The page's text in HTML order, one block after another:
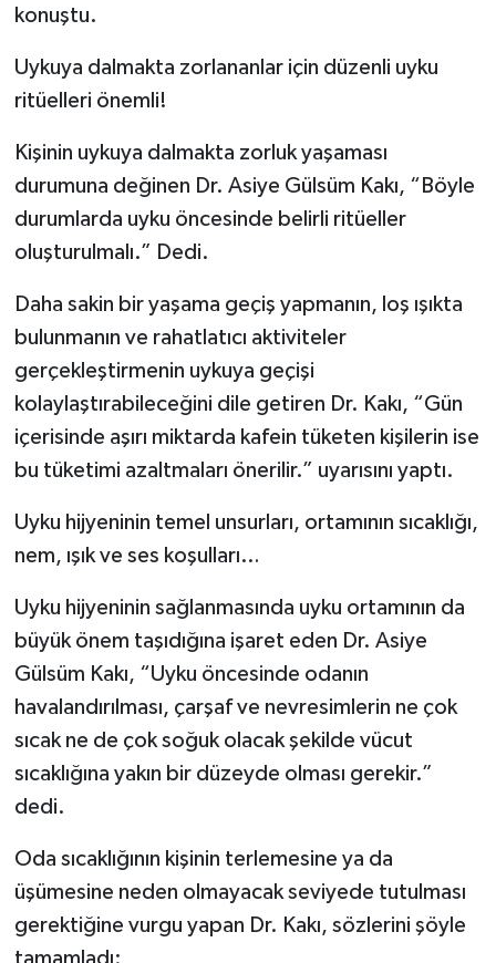
konuştu.
Uykuya dalmakta zorlananlar için düzenli uyku
ritüelleri önemli!
Kişinin uykuya dalmakta zorluk yaşaması
durumuna değinen Dr. Asiye Gülsüm Kakı, “Böyle
durumlarda uyku öncesinde belirli ritüeller
oluşturulmalı.” Dedi.
Daha sakin bir yaşama geçiş yapmanın, loş ışıkta
bulunmanın ve rahatlatıcı aktiviteler
gerçekleştirmenin uykuya geçişi
kolaylaştırabileceğini dile getiren Dr. Kakı, “Gün
içerisinde aşırı miktarda kafein tüketen kişilerin ise
bu tüketimi azaltmaları önerilir.” uyarısını yaptı.
Uyku hijyeninin temel unsurları, ortamının sıcaklığı,
nem, ışık ve ses koşulları…
Uyku hijyeninin sağlanmasında uyku ortamının da
büyük önem taşıdığına işaret eden Dr. Asiye
Gülsüm Kakı, “Uyku öncesinde odanın
havalandırılması, çarşaf ve nevresimlerin ne çok
sıcak ne de çok soğuk olacak şekilde vücut
sıcaklığına yakın bir düzeyde olması gerekir.”
dedi.
Oda sıcaklığının kişinin terlemesine ya da
üşümesine neden olmayacak seviyede tutulması
gerektiğine vurgu yapan Dr. Kakı, sözlerini şöyle